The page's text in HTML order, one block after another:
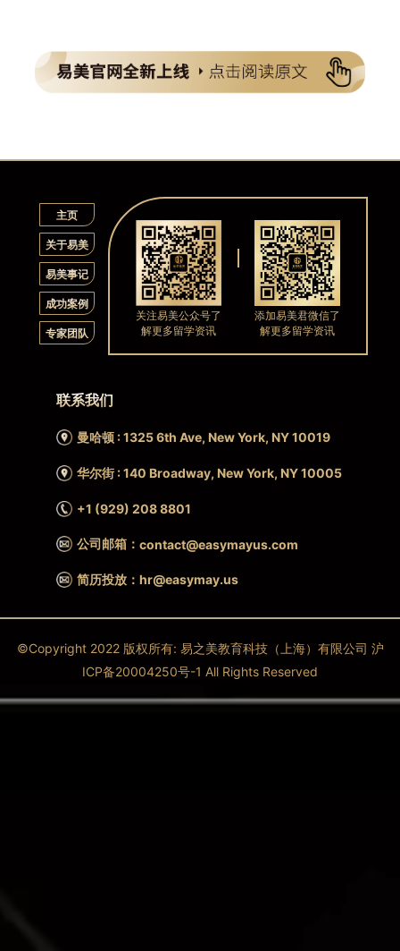
主页
关于易美
易美事记
成功案例
专家团队
联系我们
曼哈顿 : 1325 6th Ave, New York, NY 10019
华尔街 : 140 Broadway, New York, NY 10005
+1 (929) 208 8801
公司邮箱：contact@easymayus.com
简历投放：hr@easymay.us
关注易美公众号了
解更多留学资讯
添加易美君微信了
解更多留学资讯
©Copyright 2022 版权所有: 易之美教育科技（上海）有限公司 沪
ICP备20004250号-1 All Rights Reserved